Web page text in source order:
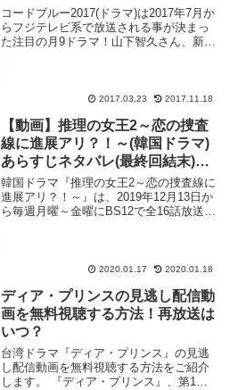
コードブルー2017(ドラマ)は2017年7月か
らフジテレビ系で放送される事が決まっ
た注目の月9ドラマ！山下智久さん、新垣
2017.03.23 2017.11.18
【動画】推理の女王2～恋の捜査
線に進展アリ？！～(韓国ドラマ)
あらすじネタバレ(最終回結末)と
キャスト相関図！
韓国ドラマ『推理の女王2～恋の捜査線に
進展アリ？！～』は、2019年12月13日か
ら毎週月曜～金曜にBS12で全16話放送さ
2020.01.17 2020.01.18
ディア・プリンスの見逃し配信動
画を無料視聴する方法！再放送は
いつ？
台湾ドラマ『ディア・プリンス』の見逃
し配信動画を無料視聴する方法をご紹介
します。 『ディア・プリンス』、第1話